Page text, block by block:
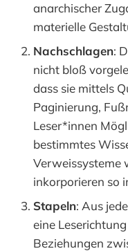
anarchischer
materielle
Nachschlagen:
nicht bloß
dass sie mittels
Paginierung,
Leser*innen
bestimmtes
Verweissysteme
inkorporieren so
Stapeln: Aus
eine
Beziehungen